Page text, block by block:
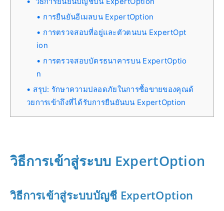
การยืนยันอีเมลบน ExpertOption
การตรวจสอบที่อยู่และตัวตนบน ExpertOpt
ion
การตรวจสอบบัตรธนาคารบน ExpertOptio
n
สรุป: รักษาความปลอดภัยในการซื้อขายของคุณด้
วยการเข้าถึงที่ได้รับการยืนยันบน ExpertOption
วิธีการเข้าสู่ระบบ ExpertOption
วิธีการเข้าสู่ระบบบัญชี ExpertOption